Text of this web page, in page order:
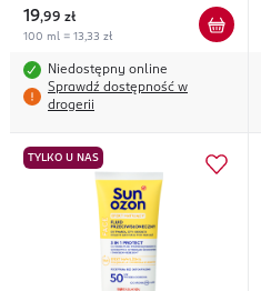
19,99 zł
100 ml = 13,33 zł
Niedostępny online
Sprawdź dostępność w
drogerii
TYLKO U NAS